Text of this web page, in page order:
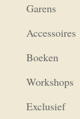
Garens
Accessoires
Boeken
Workshops
Exclusief